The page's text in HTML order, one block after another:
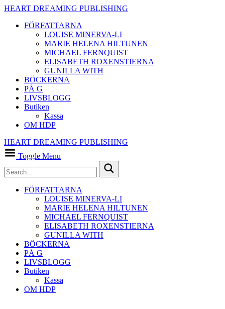
HEART DREAMING PUBLISHING
FÖRFATTARNA
LOUISE MINERVA-LI
MARIE HELENA HILTUNEN
MICHAEL FERNQUIST
ELISABETH ROXENSTIERNA
GUNILLA WITH
BÖCKERNA
PÅ G
LIVSBLOGG
Butiken
Kassa
OM HDP
HEART DREAMING PUBLISHING
Toggle Menu
FÖRFATTARNA
LOUISE MINERVA-LI
MARIE HELENA HILTUNEN
MICHAEL FERNQUIST
ELISABETH ROXENSTIERNA
GUNILLA WITH
BÖCKERNA
PÅ G
LIVSBLOGG
Butiken
Kassa
OM HDP